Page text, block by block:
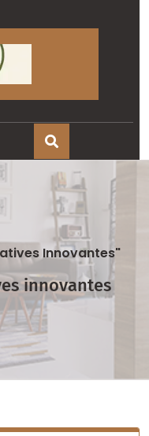
Innovantes"
innovantes